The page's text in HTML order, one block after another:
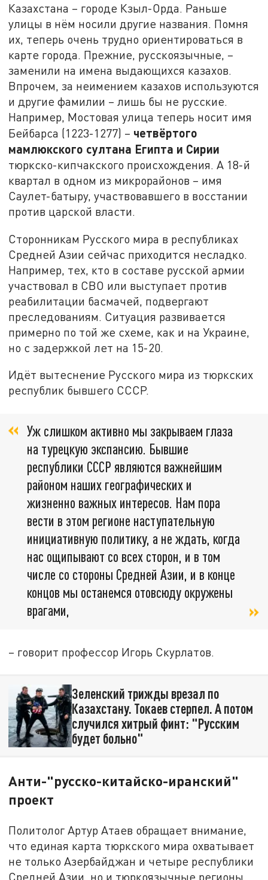
Казахстана – городе Кзыл-Орда. Раньше
улицы в нём носили другие названия. Помня
их, теперь очень трудно ориентироваться в
карте города. Прежние, русскоязычные, –
заменили на имена выдающихся казахов.
Впрочем, за неимением казахов используются
и другие фамилии – лишь бы не русские.
Например, Мостовая улица теперь носит имя
Бейбарса (1223-1277) – четвёртого
мамлюкского султана Египта и Сирии
тюркско-кипчакского происхождения. А 18-й
квартал в одном из микрорайонов – имя
Саулет-батыру, участвовавшего в восстании
против царской власти.
Сторонникам Русского мира в республиках
Средней Азии сейчас приходится несладко.
Например, тех, кто в составе русской армии
участвовал в СВО или выступает против
реабилитации басмачей, подвергают
преследованиям. Ситуация развивается
примерно по той же схеме, как и на Украине,
но с задержкой лет на 15-20.
Идёт вытеснение Русского мира из тюркских
республик бывшего СССР.
Уж слишком активно мы закрываем глаза
на турецкую экспансию. Бывшие
республики СССР являются важнейшим
районом наших географических и
жизненно важных интересов. Нам пора
вести в этом регионе наступательную
инициативную политику, а не ждать, когда
нас ощипывают со всех сторон, и в том
числе со стороны Средней Азии, и в конце
концов мы останемся отовсюду окружены
врагами,
– говорит профессор Игорь Скурлатов.
Зеленский трижды врезал по
Казахстану. Токаев стерпел. А потом
случился хитрый финт: "Русским
будет больно"
Анти-"русско-китайско-иранский"
проект
Политолог Артур Атаев обращает внимание,
что единая карта тюркского мира охватывает
не только Азербайджан и четыре республики
Средней Азии, но и тюркоязычные регионы